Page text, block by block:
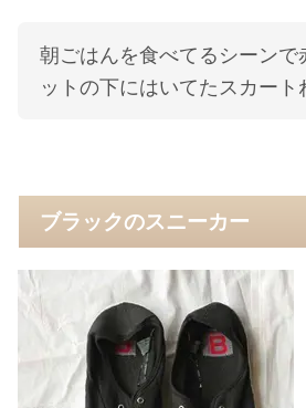
朝ごはんを食べてるシーンで
ットの下にはいてたスカート
ブラックのスニーカー